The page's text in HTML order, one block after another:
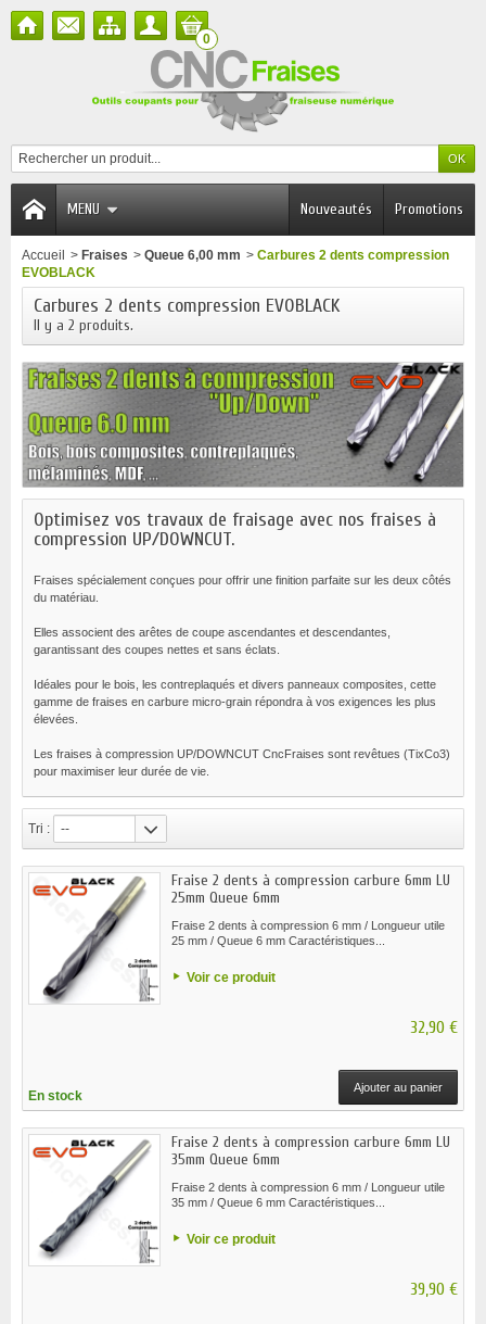
0
MENU Promotions
Nouveautés
Accueil > Fraises > Queue 6,00 mm > Carbures 2 dents compression
EVOBLACK
Carbures 2 dents compression EVOBLACK
Il y a 2 produits.
Optimisez vos travaux de fraisage avec nos fraises à
compression UP/DOWNCUT.
Fraises spécialement conçues pour offrir une finition parfaite sur les deux côtés
du matériau.
Elles associent des arêtes de coupe ascendantes et descendantes,
garantissant des coupes nettes et sans éclats.
Idéales pour le bois, les contreplaqués et divers panneaux composites, cette
gamme de fraises en carbure micro-grain répondra à vos exigences les plus
élevées.
Les fraises à compression UP/DOWNCUT CncFraises sont revêtues (TixCo3)
pour maximiser leur durée de vie.
Tri : --
Fraise 2 dents à compression carbure 6mm LU
25mm Queue 6mm
Fraise 2 dents à compression 6 mm / Longueur utile
25 mm / Queue 6 mm Caractéristiques...
Voir ce produit
32,90 €
En stock
Ajouter au panier
Fraise 2 dents à compression carbure 6mm LU
35mm Queue 6mm
Fraise 2 dents à compression 6 mm / Longueur utile
35 mm / Queue 6 mm Caractéristiques...
Voir ce produit
39,90 €